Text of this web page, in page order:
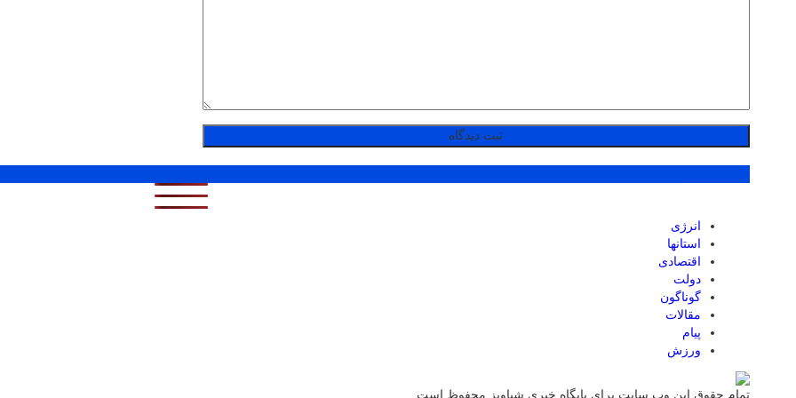
انرژی
استانها
اقتصادی
دولت
گوناگون
مقالات
پیام
ورزش
تمام حقوق این وب سایت برای پایگاه خبری شباویز محفوظ است.